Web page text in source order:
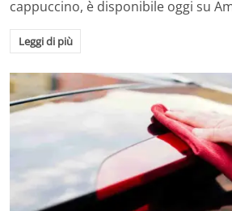
cappuccino, è disponibile oggi su
Leggi di più